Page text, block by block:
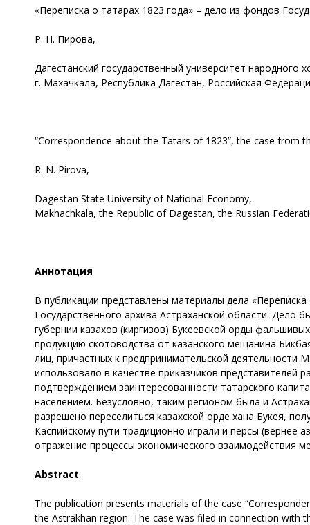
«Переписка о татарах 1823 года» – дело из фондов
Р. Н. Пирова,
Дагестанский государственный университет народного
г. Махачкала, Республика Дагестан, Российская
“Correspondence about the Tatars of 1823”, the case from
R. N. Pirova,
Dagestan State University of National Economy,
Makhachkala, the Republic of Dagestan, the Russian
Аннотация
В публикации представлены материалы дела
Государственного архива Астраханской области. Дело
губернии казахов (киргизов) Букеевской орды
продукцию скотоводства от казанского мещанина
лиц, причастных к предпринимательской деятельности
использовало в качестве приказчиков
подтверждением заинтересованности татарского
населением. Безусловно, таким регионом была и
разрешено переселиться казахской орде хана Букея,
Каспийскому пути традиционно играли и персы (вернее
отражение процессы экономического взаимодействия
Abstract
The publication presents materials of the case
the Astrakhan region. The case was filed in connection